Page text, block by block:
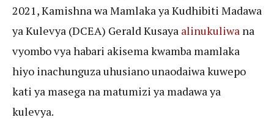
2021, Kamishna wa Mamlaka ya Kudhibiti Madawa
ya Kulevya (DCEA) Gerald Kusaya alinukuliwa na
vyombo vya habari akisema kwamba mamlaka
hiyo inachunguza uhusiano unaodaiwa kuwepo
kati ya masega na matumizi ya madawa ya
kulevya.